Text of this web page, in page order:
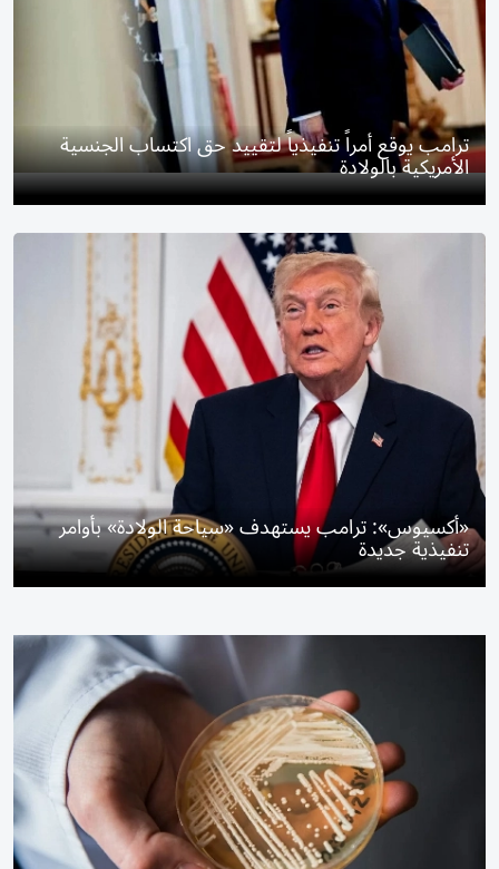
ترامب يوقع أمراً تنفيذياً لتقييد حق اكتساب الجنسية
الأمريكية بالولادة
«أكسيوس»: ترامب يستهدف «سياحة الولادة» بأوامر
تنفيذية جديدة